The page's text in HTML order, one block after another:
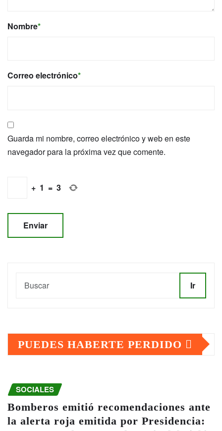
Nombre*
Correo electrónico*
Guarda mi nombre, correo electrónico y web en este
navegador para la próxima vez que comente.
+ 1 = 3
Ir
PUEDES HABERTE PERDIDO
SOCIALES
Bomberos emitió recomendaciones ante
la alerta roja emitida por Presidencia: